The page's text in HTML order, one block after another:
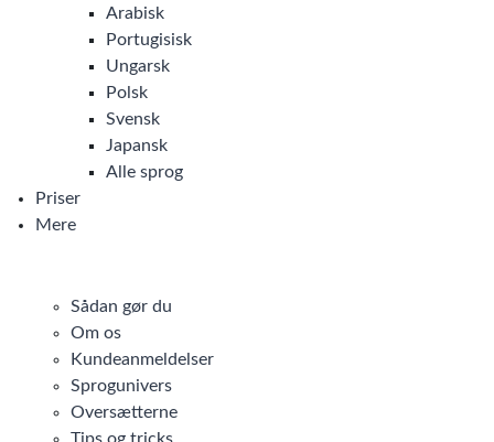
Arabisk
Portugisisk
Ungarsk
Polsk
Svensk
Japansk
Alle sprog
Priser
Mere
Sådan gør du
Om os
Kundeanmeldelser
Sprogunivers
Oversætterne